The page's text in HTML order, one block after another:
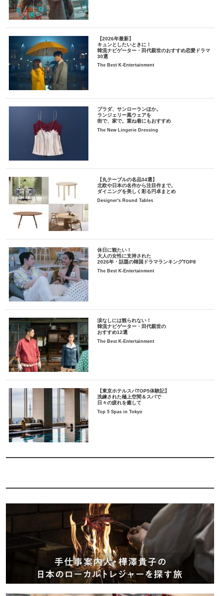
【2026年最新】
キュンとしたいときに！
韓流ナビゲーター・田代親世のおすすめ恋愛ドラマ
30選
The Best K-Entertainment
プラダ、サンローランほか。
ランジェリー風ウェアを
街で、家で。重ね着にもおすすめ
The New Lingerie Dressing
【丸テーブルの名品34選】
北欧や日本の名作から注目作まで。
ダイニングを美しく彩る円卓まとめ
Designer's Round Tables
休日に観たい！
大人の女性に支持された
2026年・話題の韓国ドラマランキングTOP8
The Best K-Entertainment
涙なしには観られない！
韓流ナビゲーター・田代親世の
おすすめ12選
The Best K-Entertainment
【東京ホテルスパTOP5体験記】
洗練された極上空間＆スパで
日々の疲れを癒して
Top 5 Spas in Tokyo